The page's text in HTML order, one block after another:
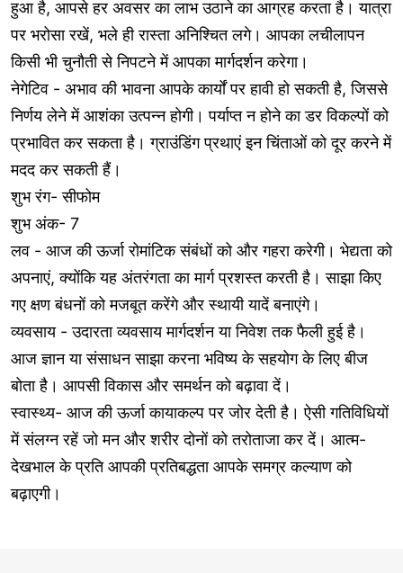
हुआ है, आपसे हर अवसर का लाभ उठाने का आग्रह करता है। यात्रा
पर भरोसा रखें, भले ही रास्ता अनिश्चित लगे। आपका लचीलापन
किसी भी चुनौती से निपटने में आपका मार्गदर्शन करेगा।
नेगेटिव - अभाव की भावना आपके कार्यों पर हावी हो सकती है, जिससे
निर्णय लेने में आशंका उत्पन्न होगी। पर्याप्त न होने का डर विकल्पों को
प्रभावित कर सकता है। ग्राउंडिंग प्रथाएं इन चिंताओं को दूर करने में
मदद कर सकती हैं।
शुभ रंग- सीफोम
शुभ अंक- 7
लव - आज की ऊर्जा रोमांटिक संबंधों को और गहरा करेगी। भेद्यता को
अपनाएं, क्योंकि यह अंतरंगता का मार्ग प्रशस्त करती है। साझा किए
गए क्षण बंधनों को मजबूत करेंगे और स्थायी यादें बनाएंगे।
व्यवसाय - उदारता व्यवसाय मार्गदर्शन या निवेश तक फैली हुई है।
आज ज्ञान या संसाधन साझा करना भविष्य के सहयोग के लिए बीज
बोता है। आपसी विकास और समर्थन को बढ़ावा दें।
स्वास्थ्य- आज की ऊर्जा कायाकल्प पर जोर देती है। ऐसी गतिविधियों
में संलग्न रहें जो मन और शरीर दोनों को तरोताजा कर दें। आत्म-
देखभाल के प्रति आपकी प्रतिबद्धता आपके समग्र कल्याण को
बढ़ाएगी।